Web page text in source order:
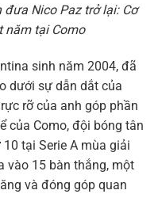
Nico Paz trở lại: Cơ
năm tại Como
sinh năm 2004, đã
dưới sự dẫn dắt của
rỡ của anh góp phần
của Como, đội bóng tân
tại Serie A mùa giải
vào 15 bàn thắng, một
và đóng góp quan